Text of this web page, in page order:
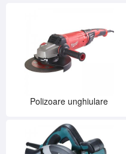
Polizoare unghiulare